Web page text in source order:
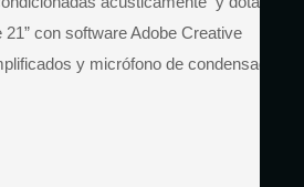
con software Adobe Creative
y micrófono de condensador.